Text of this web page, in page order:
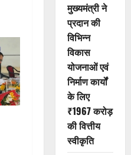
मुख्यमंत्री ने
प्रदान की
विभिन्न
विकास
योजनाओं एवं
निर्माण कार्यों
के लिए
₹1967 करोड़
की वित्तीय
स्वीकृति